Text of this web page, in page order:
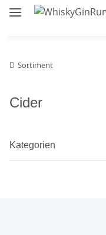
Sortiment
Cider
Kategorien